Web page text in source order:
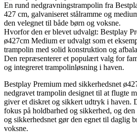
En rund nedgravningstrampolin fra
427 cm, galvaniseret stålramme og
den velegnet til både børn og voksne.
Hvorfor den er blevet udvalgt: Bestplay
ø427cm Medium er udvalgt som et
trampolin med solid konstruktion og
Den repræsenterer et populært valg for
og integreret trampolinløsning i haven.
Bestplay Premium med sikkerhedsnet
nedgravet trampolin designet til at flugte
giver et diskret og sikkert udtryk i haven.
fokus på holdbarhed og sikkerhed, og
og sikkerhedsnet gør den egnet til daglig
voksne.